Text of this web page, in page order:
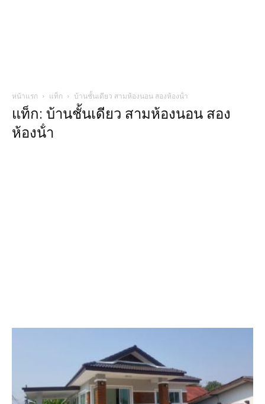
หน้าแรก แท็ก บ้านชั้นเดียว สามห้องนอน สองห้องน้ํา
แท็ก: บ้านชั้นเดียว สามห้องนอน สอง
ห้องน้ํา